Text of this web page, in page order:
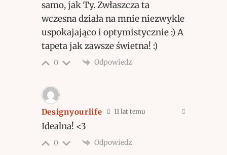
samo, jak Ty. Zwłaszcza ta
wczesna działa na mnie niezwykle
uspokajająco i optymistycznie :) A
tapeta jak zawsze świetna! :)
0 Odpowiedz
Designyourlife 11 lat temu
Idealna! <3
0 Odpowiedz